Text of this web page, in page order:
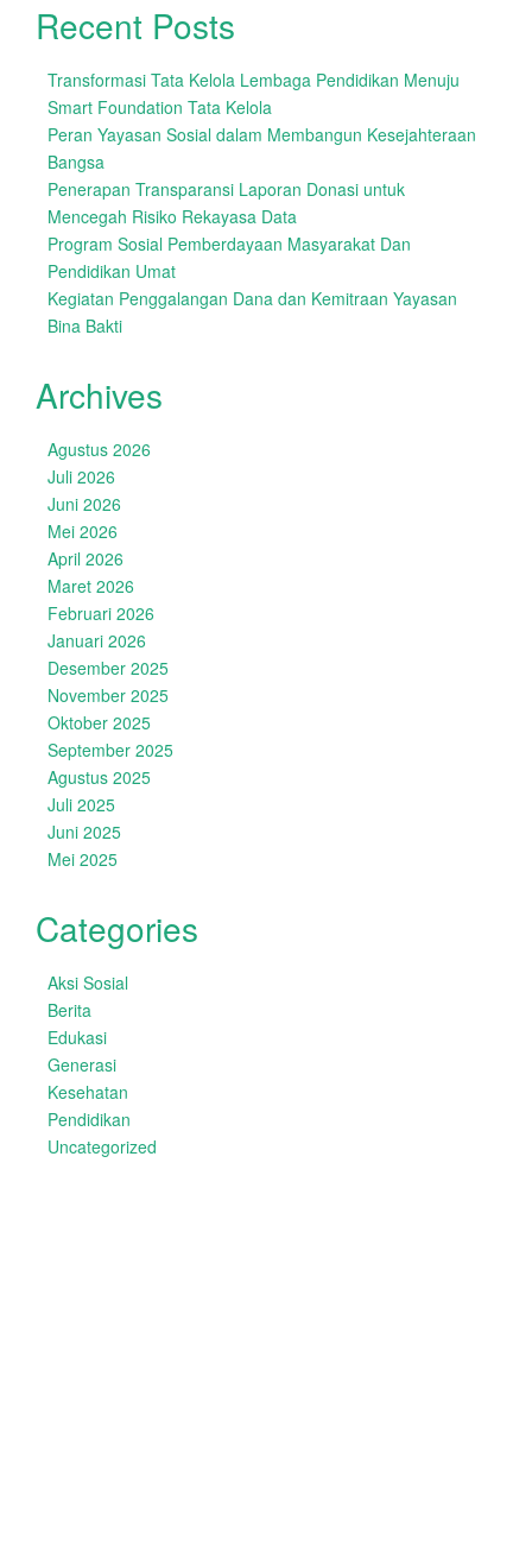
Recent Posts
Transformasi Tata Kelola Lembaga Pendidikan Menuju
Smart Foundation Tata Kelola
Peran Yayasan Sosial dalam Membangun Kesejahteraan
Bangsa
Penerapan Transparansi Laporan Donasi untuk
Mencegah Risiko Rekayasa Data
Program Sosial Pemberdayaan Masyarakat Dan
Pendidikan Umat
Kegiatan Penggalangan Dana dan Kemitraan Yayasan
Bina Bakti
Archives
Agustus 2026
Juli 2026
Juni 2026
Mei 2026
April 2026
Maret 2026
Februari 2026
Januari 2026
Desember 2025
November 2025
Oktober 2025
September 2025
Agustus 2025
Juli 2025
Juni 2025
Mei 2025
Categories
Aksi Sosial
Berita
Edukasi
Generasi
Kesehatan
Pendidikan
Uncategorized